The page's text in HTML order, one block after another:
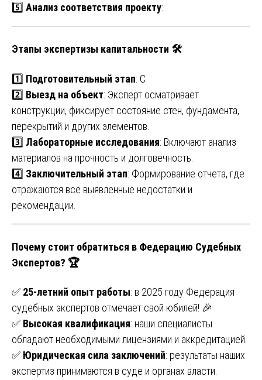
5️⃣ Анализ соответствия проекту:
Этапы экспертизы капитальности 🛠️
1️⃣ Подготовительный этап: С
2️⃣ Выезд на объект: Эксперт осматривает
конструкции, фиксирует состояние стен, фундамента,
перекрытий и других элементов.
3️⃣ Лабораторные исследования: Включают анализ
материалов на прочность и долговечность.
4️⃣ Заключительный этап: Формирование отчета, где
отражаются все выявленные недостатки и
рекомендации.
Почему стоит обратиться в Федерацию Судебных
Экспертов? 🏆
✅ 25-летний опыт работы: в 2025 году Федерация
судебных экспертов отмечает свой юбилей! 🎉
✅ Высокая квалификация: наши специалисты
обладают необходимыми лицензиями и аккредитацией.
✅ Юридическая сила заключений: результаты наших
экспертиз принимаются в суде и органах власти.